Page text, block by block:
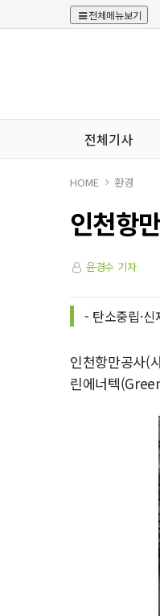
전체메뉴보기
전체기사
HOME 환경
인천항
윤경수 기자
- 탄소중립·
인천항만공사(
린에너텍